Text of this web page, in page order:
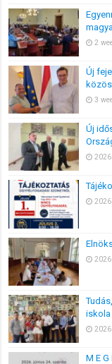
2
Új
3
Új
iskola
M E